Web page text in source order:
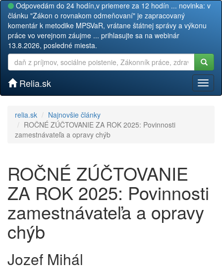
Odpovedám do 24 hodín,v priemere za 12 hodín ... novinka: v
článku "Zákon o rovnakom odmeňovaní" je zapracovaný
komentár k metodike MPSVaR, vrátane štátnej správy a výkonu
práce vo verejnom záujme ... prihlasujte sa na webinár
13.8.2026, posledné miesta.
Relia.sk
relia.sk
Najnovšie články
ROČNÉ ZÚČTOVANIE ZA ROK 2025: Povinnosti
zamestnávateľa a opravy chýb
ROČNÉ ZÚČTOVANIE
ZA ROK 2025: Povinnosti
zamestnávateľa a opravy
chýb
Jozef Mihál